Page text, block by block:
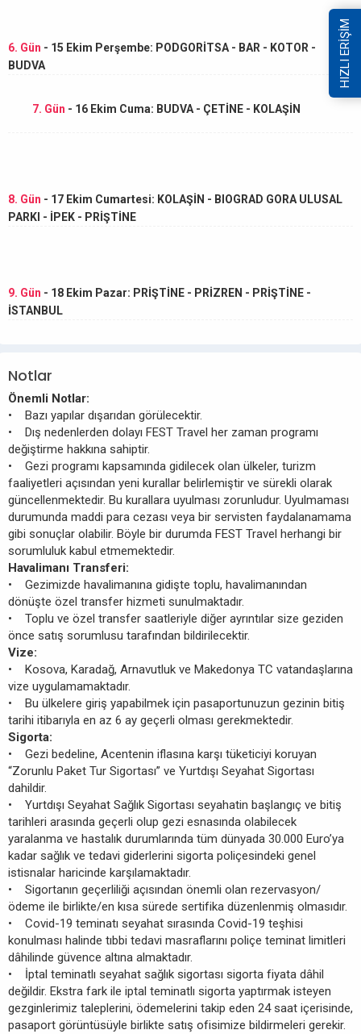
6. Gün - 15 Ekim Perşembe: PODGORİTSA - BAR - KOTOR -
BUDVA
7. Gün - 16 Ekim Cuma: BUDVA - ÇETİNE - KOLAŞİN
8. Gün - 17 Ekim Cumartesi: KOLAŞİN - BIOGRAD GORA ULUSAL
PARKI - İPEK - PRİŞTİNE
9. Gün - 18 Ekim Pazar: PRİŞTİNE - PRİZREN - PRİŞTİNE -
İSTANBUL
Notlar
Önemli Notlar:
• Bazı yapılar dışarıdan görülecektir.
• Dış nedenlerden dolayı FEST Travel her zaman programı
değiştirme hakkına sahiptir.
• Gezi programı kapsamında gidilecek olan ülkeler, turizm
faaliyetleri açısından yeni kurallar belirlemiştir ve sürekli olarak
güncellenmektedir. Bu kurallara uyulması zorunludur. Uyulmaması
durumunda maddi para cezası veya bir servisten faydalanamama
gibi sonuçlar olabilir. Böyle bir durumda FEST Travel herhangi bir
sorumluluk kabul etmemektedir.
Havalimanı Transferi:
• Gezimizde havalimanına gidişte toplu, havalimanından
dönüşte özel transfer hizmeti sunulmaktadır.
• Toplu ve özel transfer saatleriyle diğer ayrıntılar size geziden
önce satış sorumlusu tarafından bildirilecektir.
Vize:
• Kosova, Karadağ, Arnavutluk ve Makedonya TC vatandaşlarına
vize uygulamamaktadır.
• Bu ülkelere giriş yapabilmek için pasaportunuzun gezinin bitiş
tarihi itibarıyla en az 6 ay geçerli olması gerekmektedir.
Sigorta:
• Gezi bedeline, Acentenin iflasına karşı tüketiciyi koruyan
“Zorunlu Paket Tur Sigortası” ve Yurtdışı Seyahat Sigortası
dahildir.
• Yurtdışı Seyahat Sağlık Sigortası seyahatin başlangıç ve bitiş
tarihleri arasında geçerli olup gezi esnasında olabilecek
yaralanma ve hastalık durumlarında tüm dünyada 30.000 Euro’ya
kadar sağlık ve tedavi giderlerini sigorta poliçesindeki genel
istisnalar haricinde karşılamaktadır.
• Sigortanın geçerliliği açısından önemli olan rezervasyon/
ödeme ile birlikte/en kısa sürede sertifika düzenlenmiş olmasıdır.
• Covid-19 teminatı seyahat sırasında Covid-19 teşhisi
konulması halinde tıbbi tedavi masraflarını poliçe teminat limitleri
dâhilinde güvence altına almaktadır.
• İptal teminatlı seyahat sağlık sigortası sigorta fiyata dâhil
değildir. Ekstra fark ile iptal teminatlı sigorta yaptırmak isteyen
gezginlerimiz taleplerini, ödemelerini takip eden 24 saat içerisinde,
pasaport görüntüsüyle birlikte satış ofisimize bildirmeleri gerekir.
HIZLI ERİŞİM